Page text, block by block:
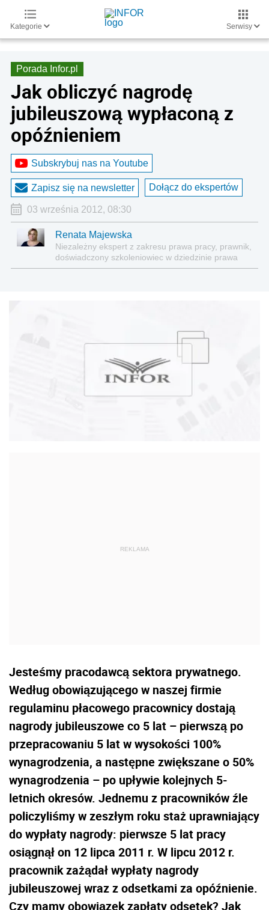
Kategorie Serwisy
Porada Infor.pl
Jak obliczyć nagrodę
jubileuszową wypłaconą z
opóźnieniem
Subskrybuj nas na Youtube
Zapisz się na newsletter Dołącz do ekspertów
03 września 2012, 08:30
Renata Majewska
Niezależny ekspert z zakresu prawa pracy, prawnik,
doświadczony szkoleniowiec w dziedzinie prawa
pracy, w tym w praktycznym rozliczaniu
Jesteśmy pracodawcą sektora prywatnego.
Według obowiązującego w naszej firmie
regulaminu płacowego pracownicy dostają
nagrody jubileuszowe co 5 lat – pierwszą po
przepracowaniu 5 lat w wysokości 100%
wynagrodzenia, a następne zwiększane o 50%
wynagrodzenia – po upływie kolejnych 5-
letnich okresów. Jednemu z pracowników źle
policzyliśmy w zeszłym roku staż uprawniający
do wypłaty nagrody: pierwsze 5 lat pracy
osiągnął on 12 lipca 2011 r. W lipcu 2012 r.
pracownik zażądał wypłaty nagrody
jubileuszowej wraz z odsetkami za opóźnienie.
Czy mamy obowiązek zapłaty odsetek? Jak